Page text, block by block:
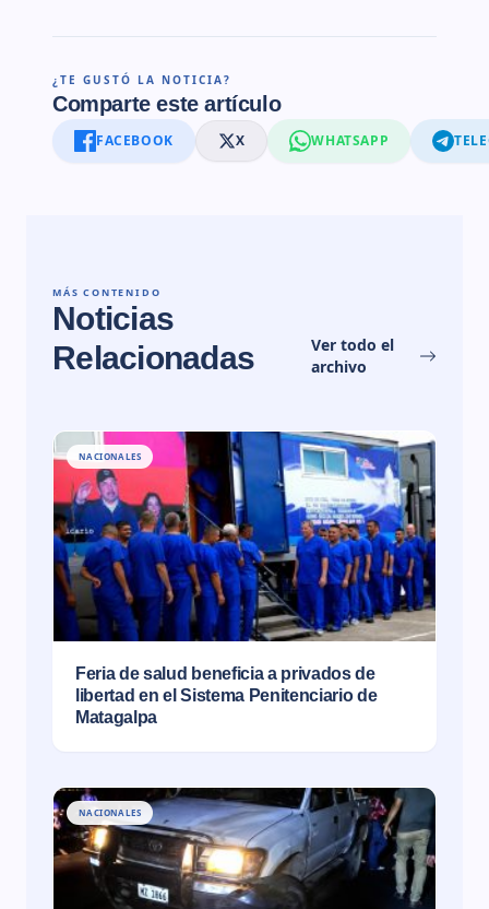
¿TE GUSTÓ LA NOTICIA?
Comparte este artículo
FACEBOOK X WHATSAPP
MÁS CONTENIDO
Noticias
Relacionadas
Ver todo el
archivo
NACIONALES
Feria de salud beneficia a privados de
libertad en el Sistema Penitenciario de
Matagalpa
NACIONALES